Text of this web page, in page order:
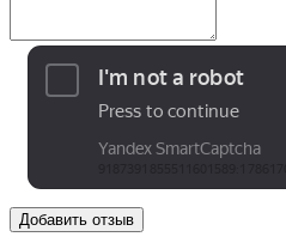
Добавить отзыв